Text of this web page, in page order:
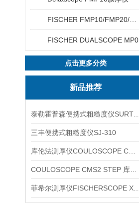
FISCHER DUALSCOPE MP0
点击更多分类
新品推荐
三丰便携式粗糙度仪SJ-310